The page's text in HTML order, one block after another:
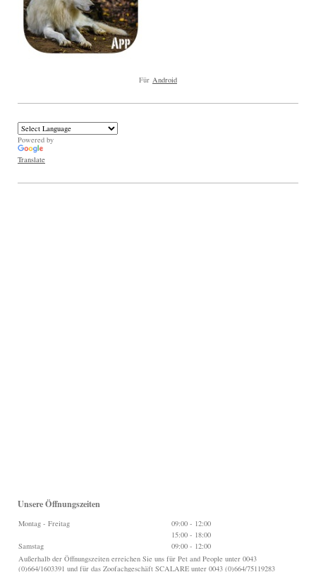
Für Android
Powered by
Translate
Unsere Öffnungszeiten
Montag - Freitag 09:00 - 12:00
15:00 - 18:00
Samstag
09:00 - 12:00
Außerhalb der Öffnungszeiten erreichen Sie uns für Pet and People unter 0043
(0)664/1603391 und für das Zoofachgeschäft SCALARE unter 0043 (0)664/75119283